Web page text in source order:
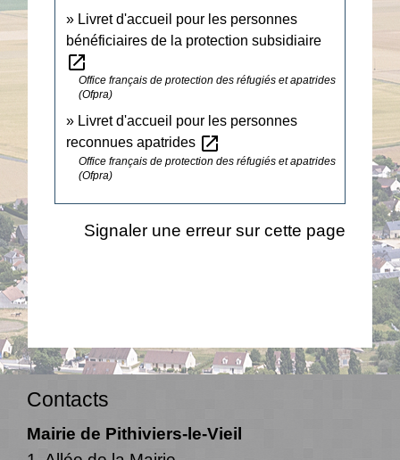
Livret d'accueil pour les personnes
bénéficiaires de la protection subsidiaire
open_in_new
Office français de protection des réfugiés et apatrides
(Ofpra)
Livret d'accueil pour les personnes
reconnues apatrides open_in_new
Office français de protection des réfugiés et apatrides
(Ofpra)
Signaler une erreur sur cette page
Contacts
Mairie de Pithiviers-le-Vieil